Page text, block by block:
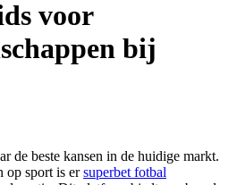
voor
bij
de beste kansen in de huidige markt.
op sport is ersuperbet fotbal